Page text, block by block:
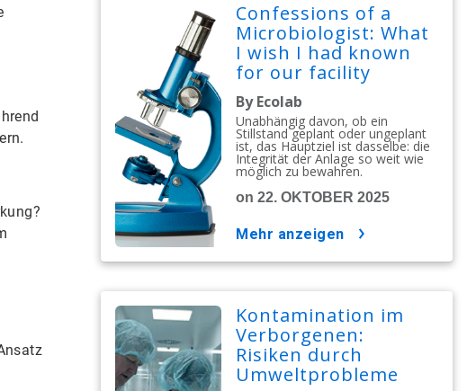
Confessions of a
Microbiologist: What
I wish I had known
for our facility
shutdown
By Ecolab
Unabhängig davon, ob ein
Stillstand geplant oder ungeplant
ist, das Hauptziel ist dasselbe: die
Integrität der Anlage so weit wie
möglich zu bewahren.
on 22. OKTOBER 2025
mehr anzeigen
Kontamination im
Verborgenen:
Risiken durch
Umweltprobleme